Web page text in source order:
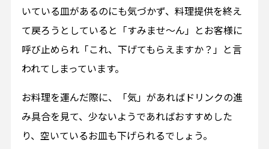
いている皿があるのにも気づかず、料理提供を終え
て戻ろうとしていると「すみませ～ん」とお客様に
呼び止められ「これ、下げてもらえますか？」と言
われてしまっています。
お料理を運んだ際に、「気」があればドリンクの進
み具合を見て、少ないようであればおすすめした
り、空いているお皿も下げられるでしょう。